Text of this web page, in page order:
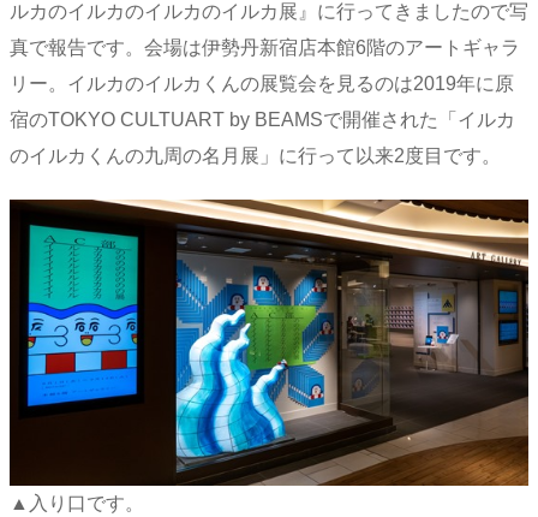
ルカのイルカのイルカのイルカ展』に行ってきましたので写
真で報告です。会場は伊勢丹新宿店本館6階のアートギャラ
リー。イルカのイルカくんの展覧会を見るのは2019年に原
宿のTOKYO CULTUART by BEAMSで開催された「イルカ
のイルカくんの九周の名月展」に行って以来2度目です。
▲入り口です。